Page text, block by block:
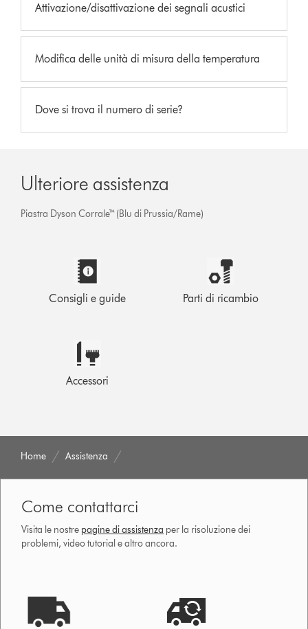
Attivazione/disattivazione dei segnali acustici
Modifica delle unità di misura della temperatura
Dove si trova il numero di serie?
Ulteriore assistenza
Piastra Dyson Corrale™ (Blu di Prussia/Rame)
Consigli e guide Parti di ricambio
Accessori
Home Assistenza
Come contattarci
Visita le nostre pagine di assistenza per la risoluzione dei
problemi, video tutorial e altro ancora.